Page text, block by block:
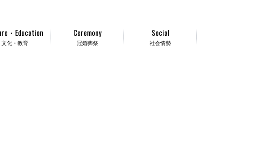
文化・教育
・Education
冠婚葬祭
Ceremony
社会情勢
Social